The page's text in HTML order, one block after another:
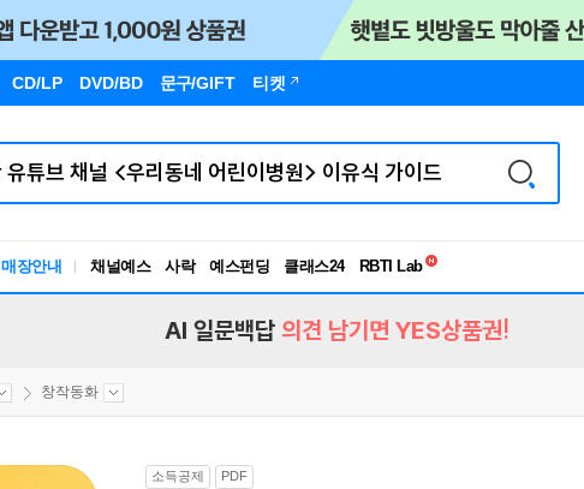
CD/LP DVD/BD 문구/GIFT 티켓
매장안내 채널예스 사락 예스펀딩 클래스24
독서유형검사
AI 일문백답 의견 남기면 YES상품권!
창작동화
소득공제 PDF